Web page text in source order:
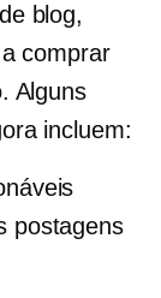
blog,
comprar
Alguns
incluem:
postagens